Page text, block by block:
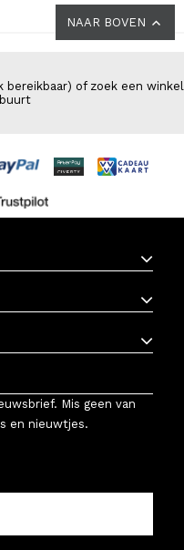
NAAR BOVEN
bereikbaar) of zoek een winkel
Mis geen van
en nieuwtjes.